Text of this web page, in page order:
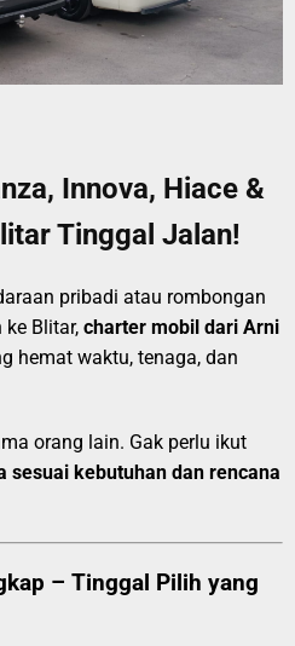
Innova, Hiace &
Tinggal Jalan!
pribadi atau rombongan
ke Blitar, charter mobil dari Arni
hemat waktu, tenaga, dan
orang lain. Gak perlu ikut
sesuai kebutuhan dan rencana
– Tinggal Pilih yang